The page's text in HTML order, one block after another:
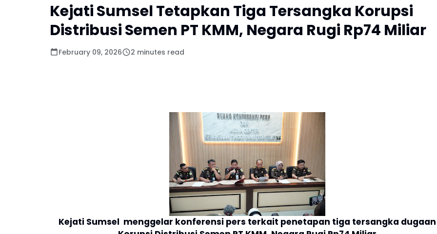
Kejati Sumsel Tetapkan Tiga Tersangka Korupsi
Distribusi Semen PT KMM, Negara Rugi Rp74 Miliar
February 09, 2026 2 minutes read
Kejati Sumsel menggelar konferensi pers terkait penetapan tiga tersangka dugaan